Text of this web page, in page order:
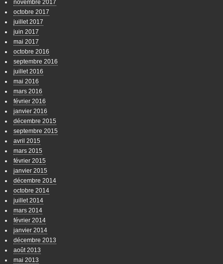
novembre 2017
octobre 2017
juillet 2017
juin 2017
mai 2017
octobre 2016
septembre 2016
juillet 2016
mai 2016
mars 2016
février 2016
janvier 2016
décembre 2015
septembre 2015
avril 2015
mars 2015
février 2015
janvier 2015
décembre 2014
octobre 2014
juillet 2014
mars 2014
février 2014
janvier 2014
décembre 2013
août 2013
mai 2013